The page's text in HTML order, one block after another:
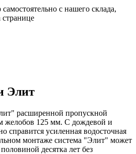
с нашего склада,
странице
Элит
расширенной пропускной
желобов 125 мм. С дождевой и
справится усиленная водосточная
монтаже система "Элит" может
десятка лет без